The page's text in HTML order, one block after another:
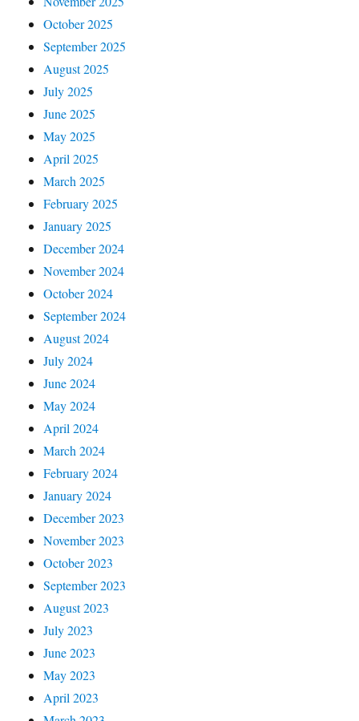
October 2025
September 2025
August 2025
July 2025
June 2025
May 2025
April 2025
March 2025
February 2025
January 2025
December 2024
November 2024
October 2024
September 2024
August 2024
July 2024
June 2024
May 2024
April 2024
March 2024
February 2024
January 2024
December 2023
November 2023
October 2023
September 2023
August 2023
July 2023
June 2023
May 2023
April 2023